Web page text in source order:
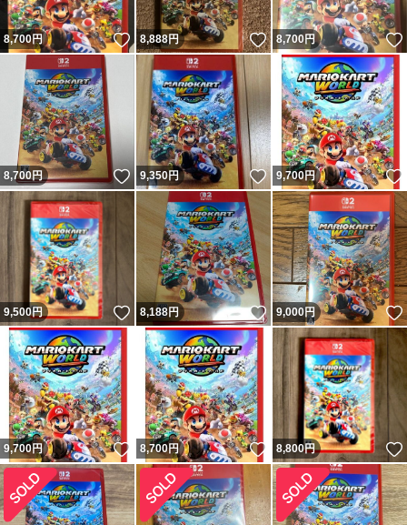
8,700円 いいね！
8,888円 いいね！
8,700円
8,700円 いいね！
9,350円 いいね！
9,700円
9,500円 いいね！
8,188円 いいね！
9,000円
9,700円 いいね！
8,700円 いいね！
8,800円